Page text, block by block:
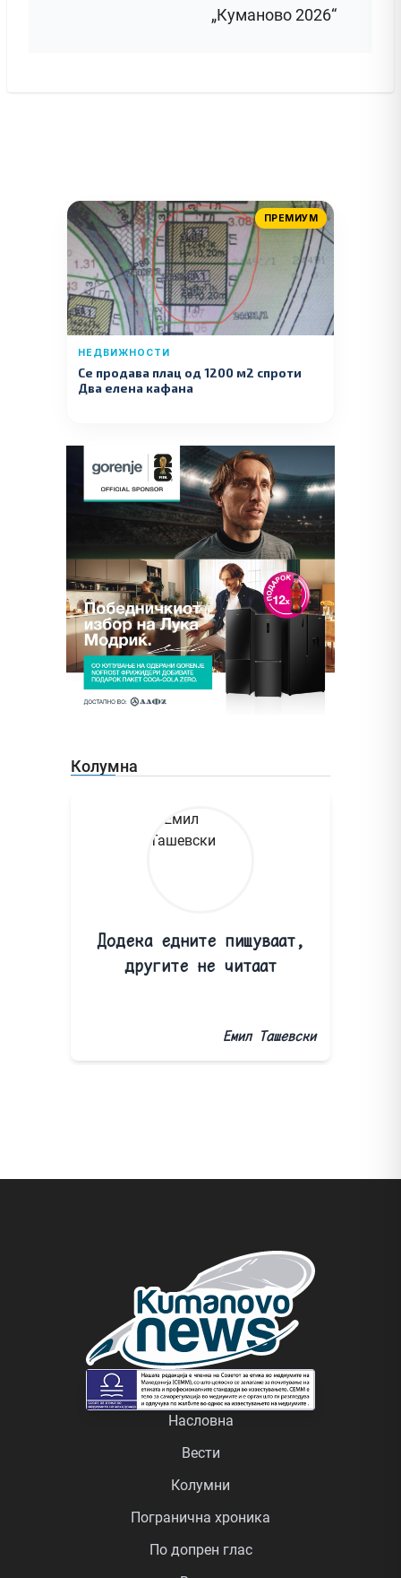
„Куманово 2026“
ПРЕМИУМ
НЕДВИЖНОСТИ
Се продава плац од 1200 м2 спроти
Два елена кафана
Колумна
Додека едните пишуваат,
другите не читаат
Емил Ташевски
Насловна
Вести
Колумни
Погранична хроника
По допрен глас